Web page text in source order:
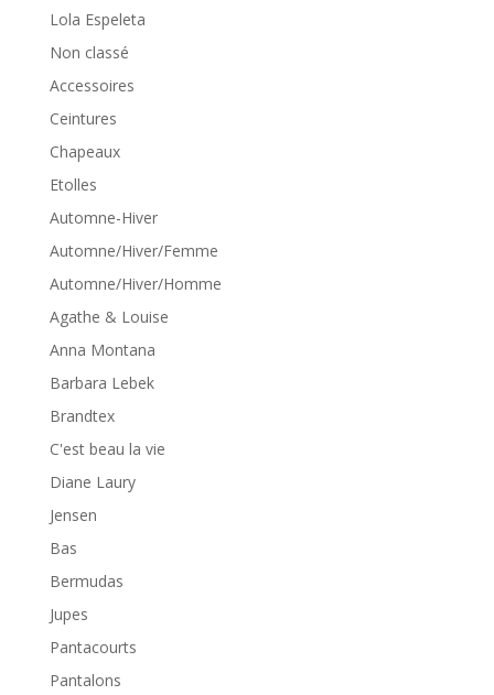
Lola Espeleta
Non classé
Accessoires
Ceintures
Chapeaux
Etolles
Automne-Hiver
Automne/Hiver/Femme
Automne/Hiver/Homme
Agathe & Louise
Anna Montana
Barbara Lebek
Brandtex
C'est beau la vie
Diane Laury
Jensen
Bas
Bermudas
Jupes
Pantacourts
Pantalons